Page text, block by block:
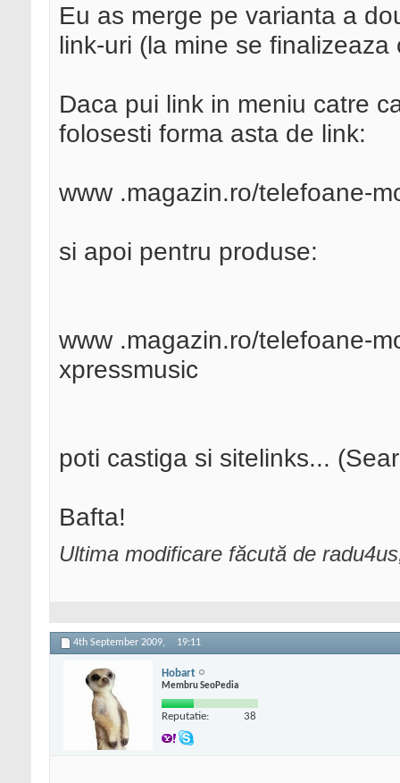
Eu as merge pe varianta a
link-uri (la mine se
Daca pui link in meniu catre
folosesti forma asta de link:
www .magazin.ro/telefoane-
si apoi pentru produse:
www .magazin.ro/telefoane-
xpressmusic
poti castiga si sitelinks...
Bafta!
Ultima modificare făcută de
4th September 2009, 19:11
Hobart
Membru SeoPedia
Reputatie: 38